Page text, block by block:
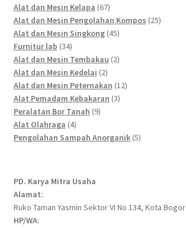
Alat dan Mesin Kelapa 6767
products
Alat dan Mesin Pengolahan Kompos 2525
Alat dan Mesin Singkong 4545
Furnitur lab 3434
products
Alat dan Mesin Tembakau 22
Alat dan Mesin Kedelai 22
products
Alat dan Mesin Peternakan 1212
Alat Pemadam Kebakaran 33
Peralatan Bor Tanah 99
Alat Olahraga 44
products
Pengolahan Sampah Anorganik 55
PD. Karya Mitra Usaha
Alamat:
Ruko Taman Yasmin Sektor VI No 134, Kota Bogor
HP/WA: